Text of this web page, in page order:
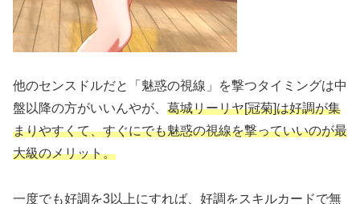
他のセンスドルだと「魅惑の視線」を撃つタイミングは中
盤以降の方がいいんやが、 葛城リーリヤ[冠菊]は好調が集
まりやすくて、すぐにでも魅惑の視線を撃っていいのが最
大級のメリット。
一度でも好調を3以上にすれば、好調をスキルカードで無